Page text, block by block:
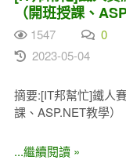
（開班授課、
1547 0
2023-05-04
摘要:[IT邦幫忙]鐵人
課、ASP.NET教學）
...繼續閱讀 »